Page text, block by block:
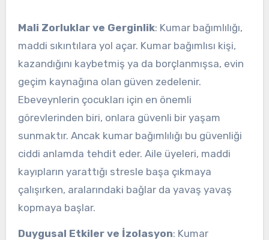
Mali Zorluklar ve Gerginlik: Kumar bağımlılığı,
maddi sıkıntılara yol açar. Kumar bağımlısı kişi,
kazandığını kaybetmiş ya da borçlanmışsa, evin
geçim kaynağına olan güven zedelenir.
Ebeveynlerin çocukları için en önemli
görevlerinden biri, onlara güvenli bir yaşam
sunmaktır. Ancak kumar bağımlılığı bu güvenliği
ciddi anlamda tehdit eder. Aile üyeleri, maddi
kayıpların yarattığı stresle başa çıkmaya
çalışırken, aralarındaki bağlar da yavaş yavaş
kopmaya başlar.
Duygusal Etkiler ve İzolasyon: Kumar